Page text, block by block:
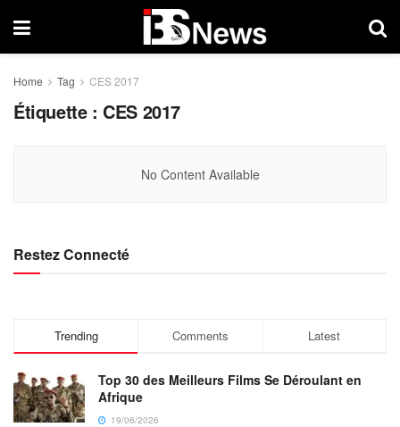
Home Tag CES 2017
Étiquette : CES 2017
No Content Available
Restez Connecté
Trending Comments Latest
Top 30 des Meilleurs Films Se Déroulant en
Afrique
19/06/2026